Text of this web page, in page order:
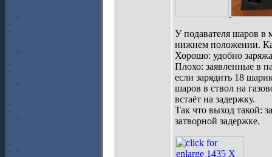
У подавателя шаров в
нижнем положении.
Хорошо: удобно
Плохо: заявленные в
если зарядить 18
шаров в ствол на
встаёт на задержку.
Так что выход такой:
затворной задержке.